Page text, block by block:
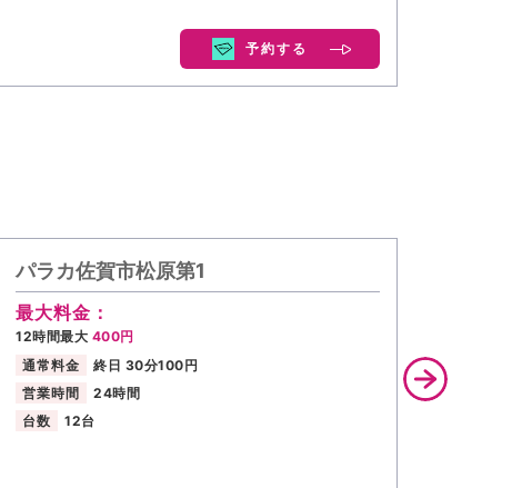
予約する
パラカ佐賀市松原第1
最大料金：
12時間最大 400円
通常料金
終日 30分100円
営業時間
24時間
台数
12台
繰り返し適
通常料金